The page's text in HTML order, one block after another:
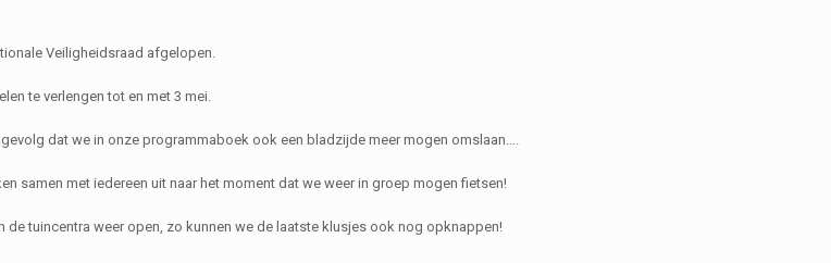
Veiligheidsraad afgelopen.
te verlengen tot en met 3 mei.
dat we in onze programmaboek ook een bladzijde meer mogen omslaan….
samen met iedereen uit naar het moment dat we weer in groep mogen fietsen!
de tuincentra weer open, zo kunnen we de laatste klusjes ook nog opknappen!